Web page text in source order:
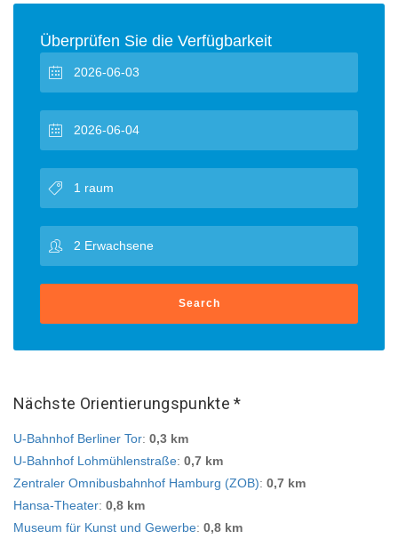
Überprüfen Sie die Verfügbarkeit
Search
Nächste Orientierungspunkte *
U-Bahnhof Berliner Tor: 0,3 km
U-Bahnhof Lohmühlenstraße: 0,7 km
Zentraler Omnibusbahnhof Hamburg (ZOB): 0,7 km
Hansa-Theater: 0,8 km
Museum für Kunst und Gewerbe: 0,8 km